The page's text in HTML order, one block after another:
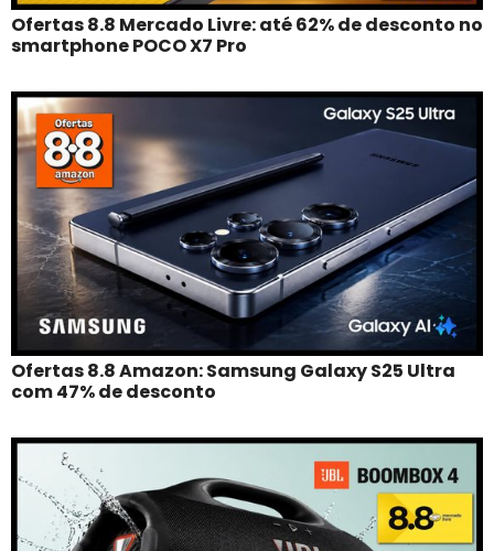
Ofertas 8.8 Mercado Livre: até 62% de desconto no
smartphone POCO X7 Pro
Ofertas 8.8 Amazon: Samsung Galaxy S25 Ultra
com 47% de desconto